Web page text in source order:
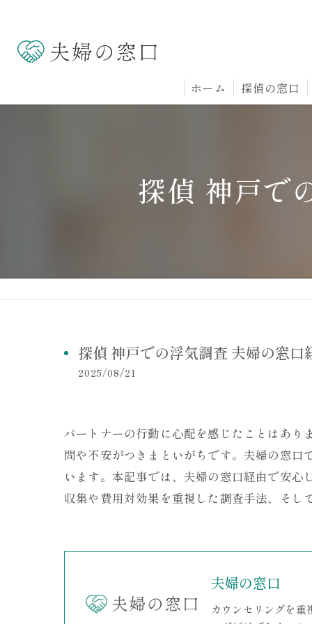
ホーム 探偵の窓口
探偵 神戸で
探偵 神戸での浮気調査 夫婦の窓口
2025/08/21
パートナーの行動に心配を感じたことはあり
問や不安がつきまといがちです。夫婦の窓
います。本記事では、夫婦の窓口経由で安
収集や費用対効果を重視した調査手法、そし
夫婦の窓口
カウンセリングを重